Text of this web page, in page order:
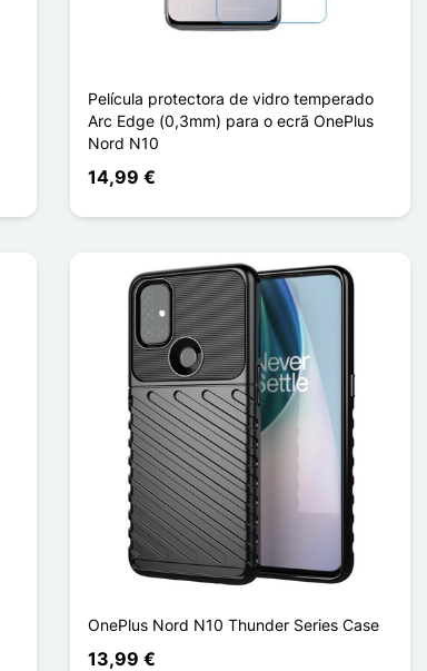
Película protectora de vidro temperado
Arc Edge (0,3mm) para o ecrã OnePlus
Nord N10
14,99 €
OnePlus Nord N10 Thunder Series Case
13,99 €